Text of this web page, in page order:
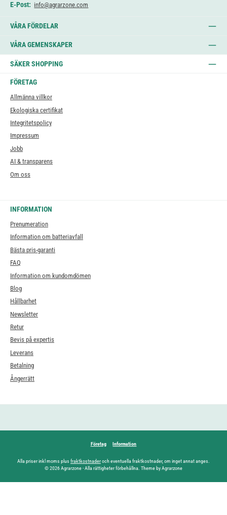
E-Post: info@agrarzone.com
VÅRA FÖRDELAR
VÅRA GEMENSKAPER
SÄKER SHOPPING
FÖRETAG
Allmänna villkor
Ekologiska certifikat
Integritetspolicy
Impressum
Jobb
AI & transparens
Om oss
INFORMATION
Prenumeration
Information om batteriavfall
Bästa pris-garanti
FAQ
Information om kundomdömen
Blog
Hållbarhet
Newsletter
Retur
Bevis på expertis
Leverans
Betalning
Ångerrätt
Företag Information
Alla priser inkl moms plus fraktkostnaderoch eventuella fraktkostnader, om inget annat anges.
© 2026 Agrarzone - Alla rättigheter förbehållna. Theme by Agrarzone